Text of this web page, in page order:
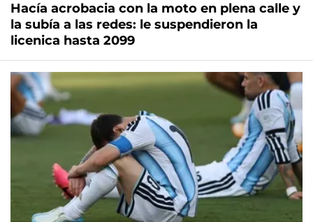
Hacía acrobacia con la moto en plena calle y
la subía a las redes: le suspendieron la
licenica hasta 2099